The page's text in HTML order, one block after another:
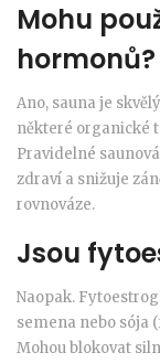
Mohu
hormonů?
Ano, sauna je
některé organické
Pravidelné
zdraví a snižuje
rovnováze.
Jsou
Naopak.
semena nebo sója
Mohou blokovat